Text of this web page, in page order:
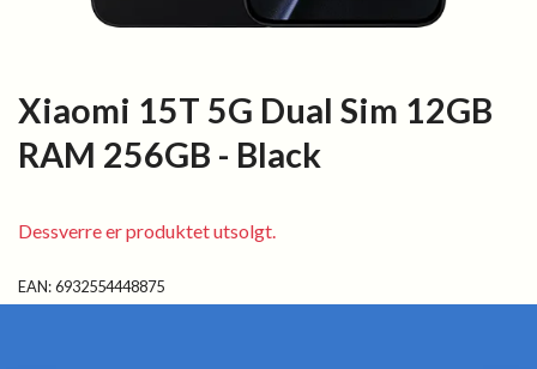
Xiaomi 15T 5G Dual Sim 12GB
RAM 256GB - Black
Dessverre er produktet utsolgt.
EAN:6932554448875